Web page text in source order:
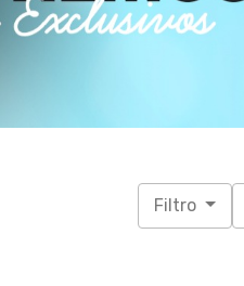
Filtro